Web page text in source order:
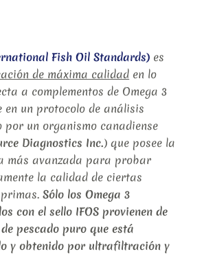
Fish Oil Standards) es
de máxima calidad en lo
a complementos de Omega 3
en un protocolo de análisis
por un organismo canadiense
Diagnostics Inc.) que posee la
más avanzada para probar
la calidad de ciertas
Sólo los Omega 3
con el sello IFOS provienen de
pescado puro que está
y obtenido por ultrafiltración y